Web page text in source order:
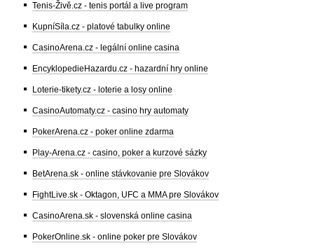
Tenis-Živě.cz - tenis portál a live program
KupníSíla.cz - platové tabulky online
CasinoArena.cz - legální online casina
EncyklopedieHazardu.cz - hazardní hry online
Loterie-tikety.cz - loterie a losy online
CasinoAutomaty.cz - casino hry automaty
PokerArena.cz - poker online zdarma
Play-Arena.cz - casino, poker a kurzové sázky
BetArena.sk - online stávkovanie pre Slovákov
FightLive.sk - Oktagon, UFC a MMA pre Slovákov
CasinoArena.sk - slovenská online casina
PokerOnline.sk - online poker pre Slovákov